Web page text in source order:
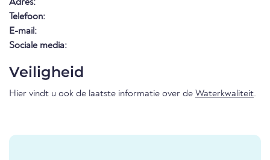
Adres:
Telefoon:
E-mail:
Sociale media:
Veiligheid
Hier vindt u ook de laatste informatie over de Waterkwaliteit.